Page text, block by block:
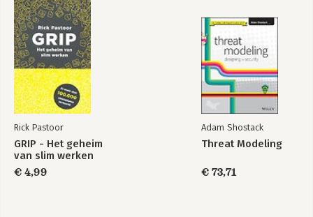
Omringd door
idioten
Omringd door
slechte bazen
Rick Pastoor
GRIP - Het geheim
van slim werken
€ 4,99
Adam Shostack
Threat Modeling
€ 73,71